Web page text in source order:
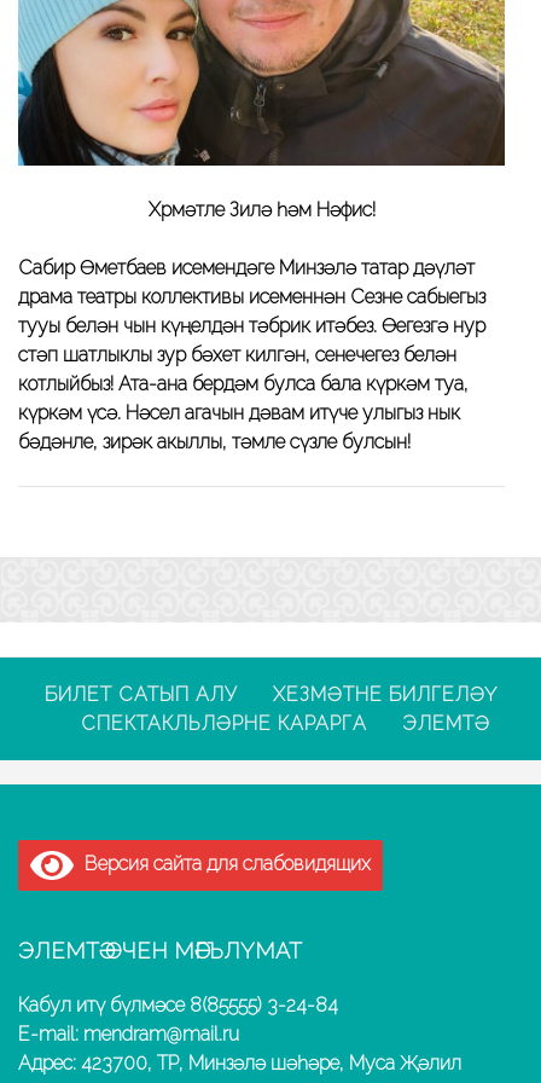
Хөрмәтле Зилә һәм Нәфис!
Сабир Өметбаев исемендәге Минзәлә татар дәүләт
драма театры коллективы исеменнән Сезне сабыегыз
тууы белән чын күңелдән тәбрик итәбез. Өегезгә нур
өстәп шатлыклы зур бәхет килгән, сөенечегез белән
котлыйбыз! Ата-ана бердәм булса бала күркәм туа,
күркәм үсә. Нәсел агачын дәвам итүче улыгыз нык
бәдәнле, зирәк акыллы, тәмле сүзле булсын!
БИЛЕТ САТЫП АЛУ
ХЕЗМӘТНЕ БИЛГЕЛӘҮ
СПЕКТАКЛЬЛӘРНЕ КАРАРГА
ЭЛЕМТӘ
Версия сайта для слабовидящих
ЭЛЕМТӘ ӨЧЕН МӘГЪЛҮМАТ
Кабул итү бүлмәсе 8(85555) 3-24-84
E-mail: mendram@mail.ru
Адрес: 423700, ТР, Минзәлә шәһәре, Муса Җәлил